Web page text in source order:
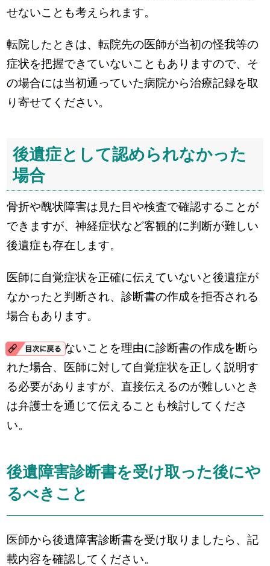
せないことも考えられます。
転院したときは、転院先の医師が当初の怪我等の
症状を把握できていないこともありますので、そ
の場合には当初通っていた病院から治療記録を取
り寄せてください。
後遺症として認められなかった
場合
骨折や醜状障害は見た目や検査で確認することが
できますが、神経症状など客観的に判断が難しい
後遺症も存在します。
医師に自覚症状を正確に伝えていないと後遺症が
なかったと判断され、診断書の作成を拒否される
場合もあります。
自覚症状がないことを理由に診断書の作成を断ら
れた場合、医師に対して自覚症状を正しく説明す
る必要がありますが、直接伝えるのが難しいとき
は弁護士を通じて伝えることも検討してくださ
い。
後遺障害診断書を受け取った後にや
るべきこと
医師から後遺障害診断書を受け取りましたら、記
載内容を確認してください。